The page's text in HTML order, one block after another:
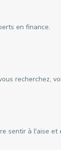
en finance.
recherchez,
sentir à l'aise et